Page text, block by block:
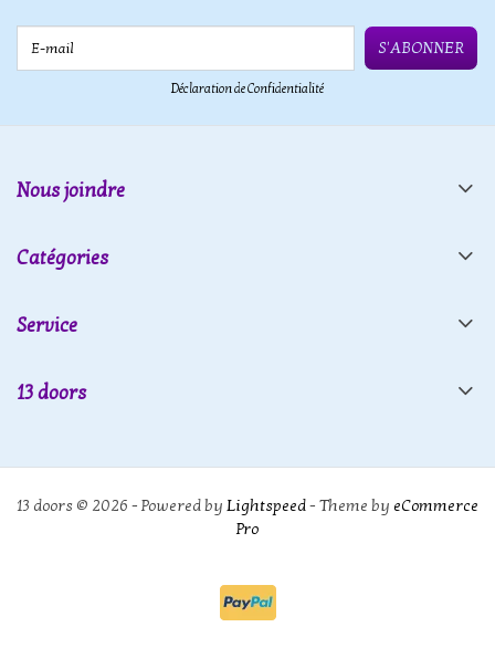
S'ABONNER
Déclaration de Confidentialité
Nous joindre
Catégories
Service
13 doors
13 doors © 2026 - Powered by Lightspeed- Theme by eCommerce
Pro